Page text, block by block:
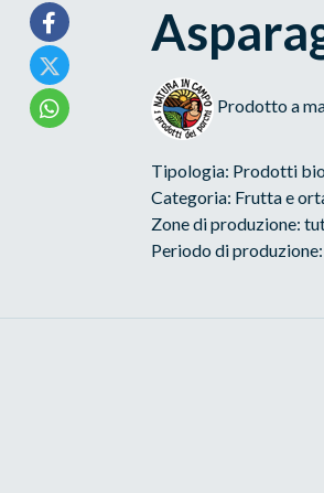
Prodotto a
Tipologia: Prodotti
Categoria: Frutta e
Zone di produzione:
Periodo di